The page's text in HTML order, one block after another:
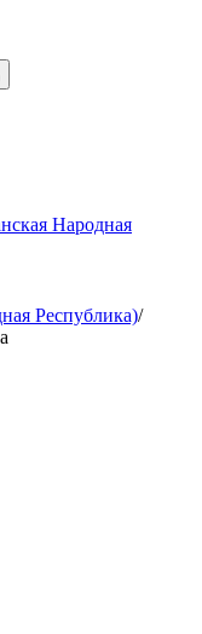
Народная
Республика)/